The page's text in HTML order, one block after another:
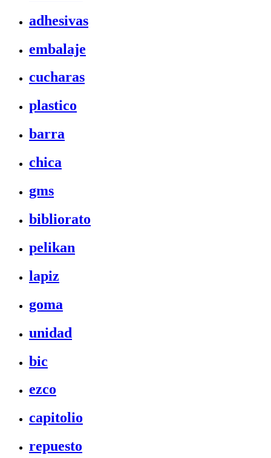
adhesivas
embalaje
cucharas
plastico
barra
chica
gms
bibliorato
pelikan
lapiz
goma
unidad
bic
ezco
capitolio
repuesto